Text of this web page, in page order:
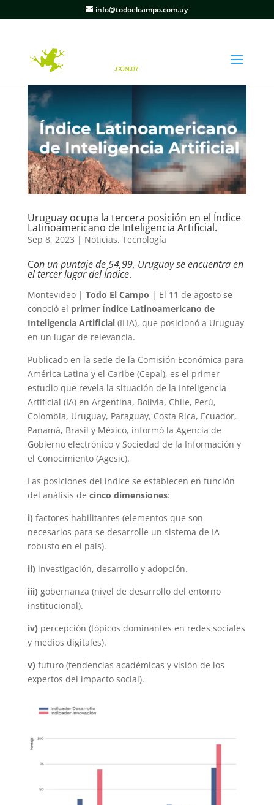
info@todoelcampo.com.uy
Uruguay ocupa la tercera posición en el Índice
Latinoamericano de Inteligencia Artificial.
Sep 8, 2023 | Noticias, Tecnología
Con un puntaje de 54,99, Uruguay se encuentra en
el tercer lugar del Índice.
Montevideo | Todo El Campo | El 11 de agosto se
conoció el primer Índice Latinoamericano de
Inteligencia Artificial(ILIA), que posicionó a Uruguay
en un lugar de relevancia.
Publicado en la sede de la Comisión Económica para
América Latina y el Caribe (Cepal), es el primer
estudio que revela la situación de la Inteligencia
Artificial (IA) en Argentina, Bolivia, Chile, Perú,
Colombia, Uruguay, Paraguay, Costa Rica, Ecuador,
Panamá, Brasil y México, informó la Agencia de
Gobierno electrónico y Sociedad de la Información y
el Conocimiento (Agesic).
Las posiciones del índice se establecen en función
del análisis de cinco dimensiones:
i) factores habilitantes (elementos que son
necesarios para se desarrolle un sistema de IA
robusto en el país).
ii) investigación, desarrollo y adopción.
iii) gobernanza (nivel de desarrollo del entorno
institucional).
iv) percepción (tópicos dominantes en redes sociales
y medios digitales).
v) futuro (tendencias académicas y visión de los
expertos del impacto social).